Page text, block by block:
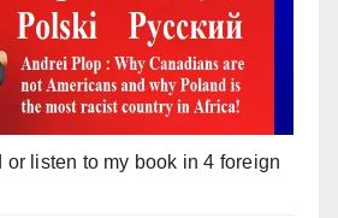
or listen to my book in 4 foreign